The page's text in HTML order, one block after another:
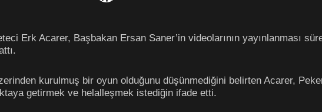
Erk Acarer, Başbakan Ersan Saner’in videolarının yayınlanması
kurulmuş bir oyun olduğunu düşünmediğini belirten Acarer,
getirmek ve helalleşmek istediğin ifade etti.